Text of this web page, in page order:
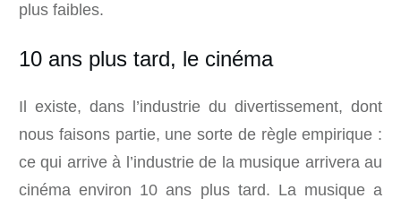
plus faibles.
10 ans plus tard, le cinéma
Il existe, dans l’industrie du divertissement, dont
nous faisons partie, une sorte de règle empirique :
ce qui arrive à l’industrie de la musique arrivera au
cinéma environ 10 ans plus tard. La musique a